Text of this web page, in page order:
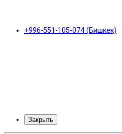
+996-551-105-074 (Бишкек)
Закрыть